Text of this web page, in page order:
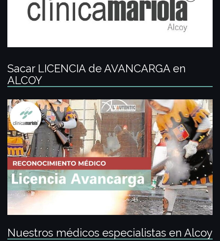
Sacar LICENCIA de AVANCARGA en
ALCOY
Nuestros médicos especialistas en Alcoy